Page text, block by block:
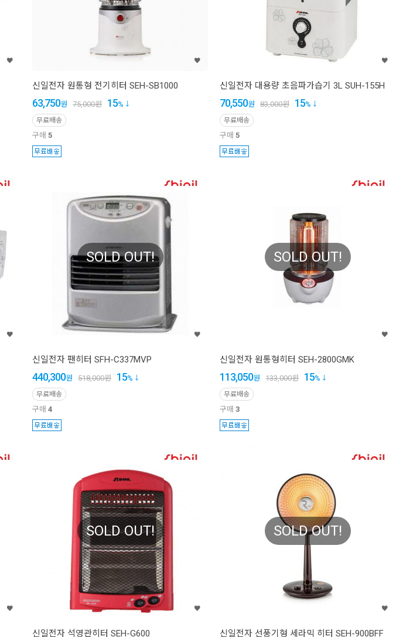
신일전자 원통형 전기히터 SEH-SB1000
63,750원 75,000원 15%
무료배송
구매 5
신일전자 대용량 초음파가습기 3L SUH-155H
70,550원 83,000원 15%
무료배송
구매 5
SOLD OUT!
신일전자 팬히터 SFH-C337MVP
440,300원 518,000원 15%
무료배송
구매 4
SOLD OUT!
신일전자 원통형히터 SEH-2800GMK
113,050원 133,000원 15%
무료배송
구매 3
SOLD OUT!
신일전자 석영관히터 SEH-G600
SOLD OUT!
신일전자 선풍기형 세라믹 히터 SEH-900BFF